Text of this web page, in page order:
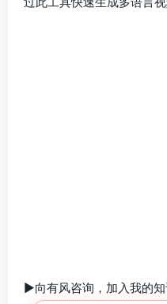
►向有风咨询，加入我的知